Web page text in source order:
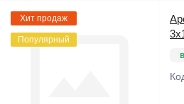
Хит продаж
Популярный